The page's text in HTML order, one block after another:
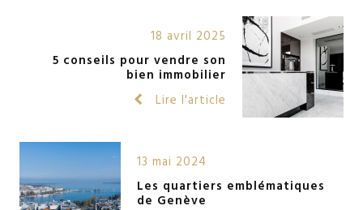
18 avril 2025
5 conseils pour vendre son
bien immobilier
Lire l'article
13 mai 2024
Les quartiers emblématiques
de Genève